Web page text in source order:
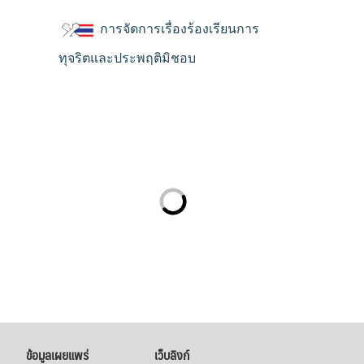
การจัดการเรื่องร้องเรียนการ
ทุจริตและประพฤติมิชอบ
ข้อมูลเผยแพร่ เว็บลิงก์